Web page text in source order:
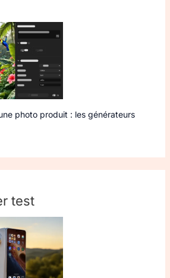
photo produit : les générateurs
test